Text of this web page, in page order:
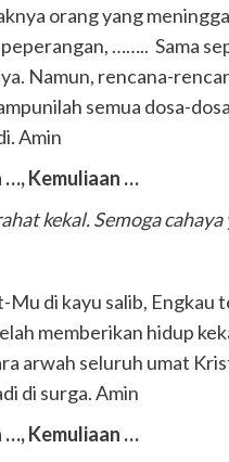
orang yang
…….. Sama
Namun, rencana-
semua dosa-
Amin
…,Kemuliaan …
kekal.Semoga
Mu di kayu salib, Engkau
memberikan hidup
arwah seluruh umat
di surga. Amin
…,Kemuliaan …